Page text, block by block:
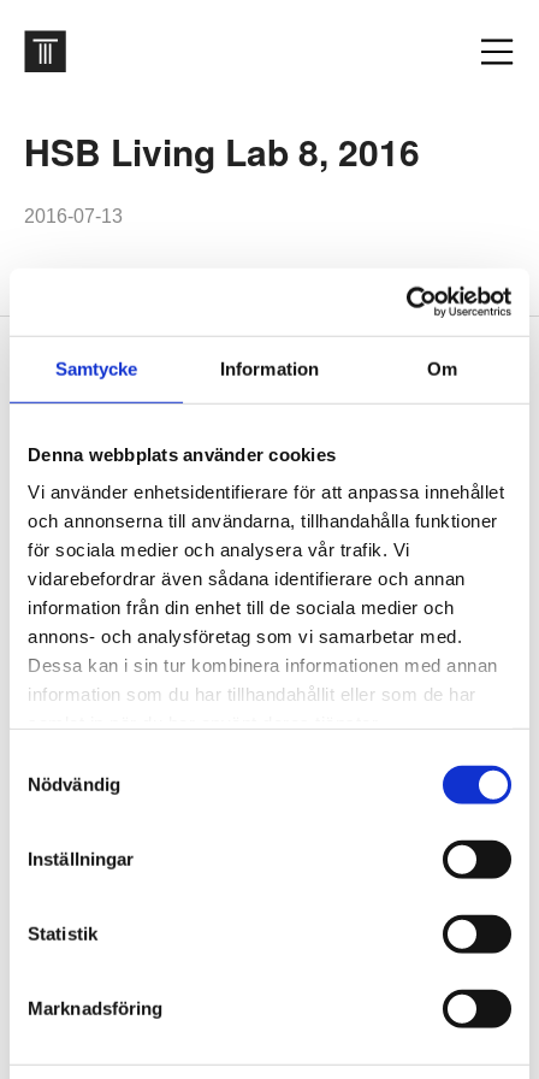
Samtycke Information Om
Denna webbplats använder cookies
Vi använder enhetsidentifierare för att anpassa innehållet
och annonserna till användarna, tillhandahålla funktioner
för sociala medier och analysera vår trafik. Vi
vidarebefordrar även sådana identifierare och annan
information från din enhet till de sociala medier och
annons- och analysföretag som vi samarbetar med.
Dessa kan i sin tur kombinera informationen med annan
information som du har tillhandahållit eller som de har
Nödvändig
Inställningar
Statistik
Marknadsföring
HSB Living Lab 8, 2016
2016-07-13
Footer
Contact us
we look forward to hearing from you.
We are Tengbom
We create sustainable and beautiful architecture that
strenghtens our clients as well as our society.
Work with us
We are always looking for more people who want to help
Through our ecosystem of services, we can create any
Contact